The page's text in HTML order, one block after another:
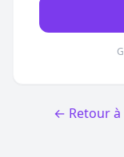
← Retour à